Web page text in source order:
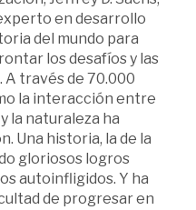
en desarrollo
del mundo para
los desafíos y las
través de 70.000
la interacción entre
la naturaleza ha
Una historia, la de la
gloriosos logros
autoinfligidos. Y ha
de progresar en